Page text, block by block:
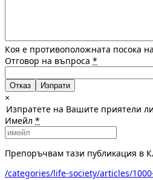
Коя е противоположната посока
Отговор на въпроса *
Отказ
×
Изпратете на Вашите приятели
Имейл *
Препоръчвам тази публикация в
/categories/life-society/articles/